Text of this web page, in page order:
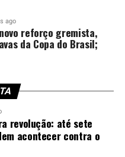
substituir Balbuena,
campo. Aos 29
Lucas Torezin mostrou
o vermelho.
zagueiro recebeu duas
do confronto.
ago
reforço gremista,
da Copa do Brasil;
revolução: até sete
acontecer contra o